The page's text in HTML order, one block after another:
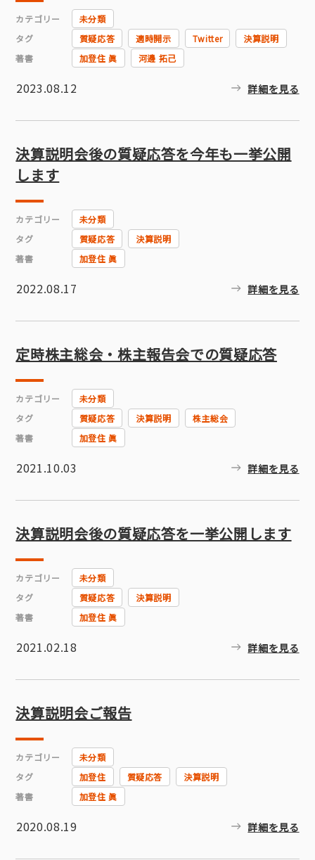
カテゴリー
未分類
タグ
質疑応答 適時開示 Twitter
決算説明
著書
加登住 眞 河邊 拓己
2023.08.12 詳細を見る
決算説明会後の質疑応答を今年も一挙公開
します
カテゴリー
未分類
タグ
質疑応答
決算説明
著書
加登住 眞
2022.08.17 詳細を見る
定時株主総会・株主報告会での質疑応答
カテゴリー
未分類
タグ
質疑応答 決算説明
株主総会
著書
加登住 眞
2021.10.03 詳細を見る
決算説明会後の質疑応答を一挙公開します
カテゴリー
未分類
タグ
質疑応答
決算説明
著書
加登住 眞
2021.02.18 詳細を見る
決算説明会ご報告
カテゴリー
未分類
タグ
加登住 質疑応答
決算説明
著書
加登住 眞
2020.08.19 詳細を見る